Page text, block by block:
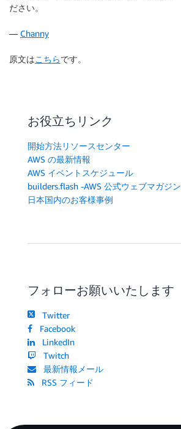
ださい。
— Channy
原文はこちらです。
お役立ちリンク
開始方法リソースセンター
AWS の最新情報
AWS イベントスケジュール
builders.flash -AWS 公式ウェブマガジン
日本国内のお客様事例
フォローお願いいたします
Twitter
Facebook
LinkedIn
Twitch
最新情報メール
RSS フィード